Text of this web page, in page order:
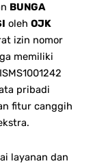
BUNGA
oleh OJK
izin nomor
memiliki
pribadi
fitur canggih
layanan dan